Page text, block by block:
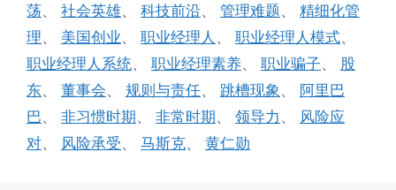
荡、 社会英雄、 科技前沿、 管理难题、 精细化管
理、 美国创业、 职业经理人 、 职业经理人模式、
职业经理人系统、 职业经理素养、 职业骗子、 股
东、 董事会、 规则与责任、 跳槽现象 、 阿里巴
巴、 非习惯时期、 非常时期、 领导力 、 风险应
对、 风险承受、 马斯克、 黄仁勋